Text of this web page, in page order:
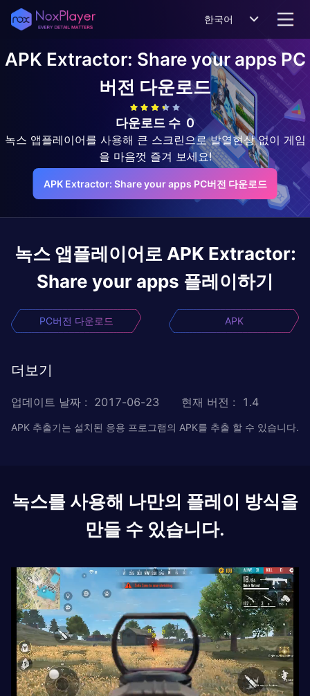
한국어
APK Extractor: Share your appsPC
버전 다운로드
다운로드 수 0
녹스 앱플레이어를 사용해 큰 스크린으로 발열현상 없이 게임
을 마음껏 즐겨 보세요!
APK Extractor: Share your apps PC버전 다운로드
녹스 앱플레이어로 APK Extractor:
Share your apps 플레이하기
PC버전 다운로드 APK
더보기
업데이트 날짜 : 2017-06-23 현재 버전 : 1.4
APK 추출기는 설치된 응용 프로그램의 APK를 추출 할 수 있습니다.
녹스를 사용해 나만의 플레이 방식을
만들 수 있습니다.